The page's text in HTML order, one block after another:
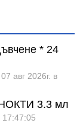
* 24
авг 2026г. в
3.3 мл
17:47:05